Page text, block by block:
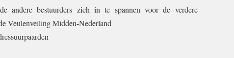
andere bestuurders zich in te spannen voor de verdere
Veulenveiling Midden-Nederland